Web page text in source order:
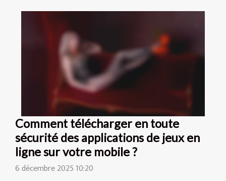
Comment télécharger en toute
sécurité des applications de jeux en
ligne sur votre mobile ?
6 décembre 2025 10:20